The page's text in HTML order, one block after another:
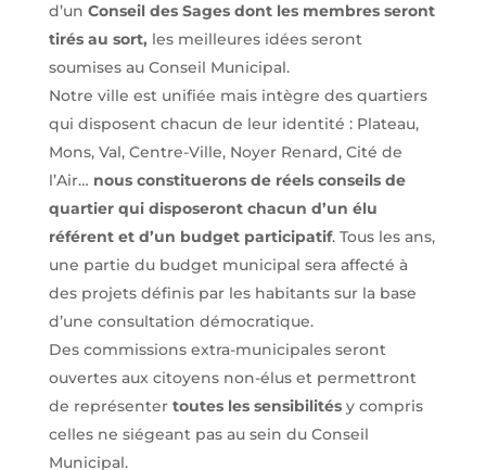
d’un Conseil des Sages dont les membres seront
tirés au sort, les meilleures idées seront
soumises au Conseil Municipal.
Notre ville est unifiée mais intègre des quartiers
qui disposent chacun de leur identité : Plateau,
Mons, Val, Centre-Ville, Noyer Renard, Cité de
l’Air… nous constituerons de réels conseils de
quartier qui disposeront chacun d’un élu
référent et d’un budget participatif. Tous les ans,
une partie du budget municipal sera affecté à
des projets définis par les habitants sur la base
d’une consultation démocratique.
Des commissions extra-municipales seront
ouvertes aux citoyens non-élus et permettront
de représenter toutes les sensibilitésy compris
celles ne siégeant pas au sein du Conseil
Municipal.